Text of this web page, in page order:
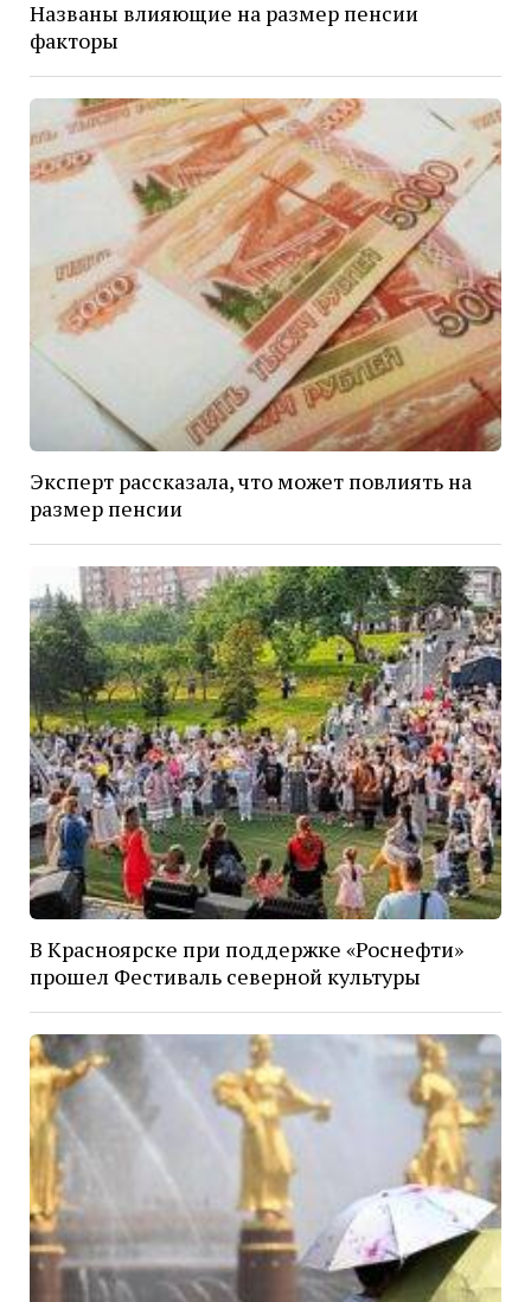
Названы влияющие на размер пенсии
факторы
Эксперт рассказала, что может повлиять на
размер пенсии
В Красноярске при поддержке «Роснефти»
прошел Фестиваль северной культуры